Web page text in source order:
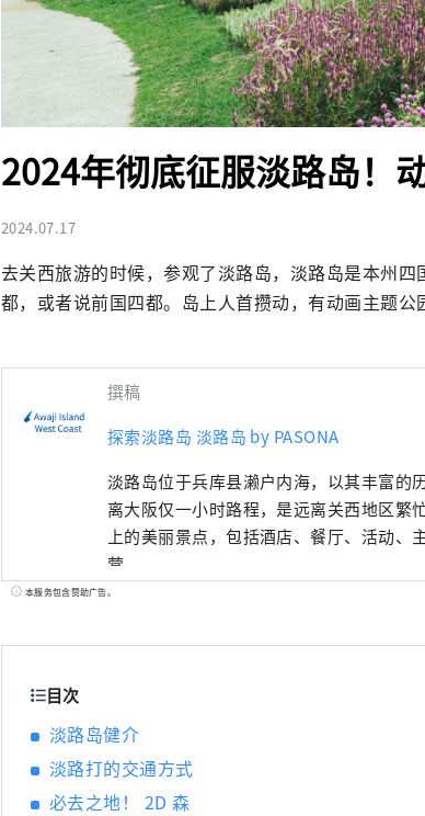
2024年彻底征服淡路岛！
2024.07.17
去关西旅游的时候，参观了淡路岛，淡路岛是本州
都，或者说前国四都。岛上人首攒动，有动画主题公
撰稿
探索淡路岛 淡路岛 by PASONA
淡路岛位于兵库县濑户内海，以其丰富的
离大阪仅一小时路程，是远离关西地区繁
上的美丽景点，包括酒店、餐厅、活动
营。
本服务包含赞助广告。
目次
淡路岛健介
淡路打的交通方式
必去之地！ 2D 森